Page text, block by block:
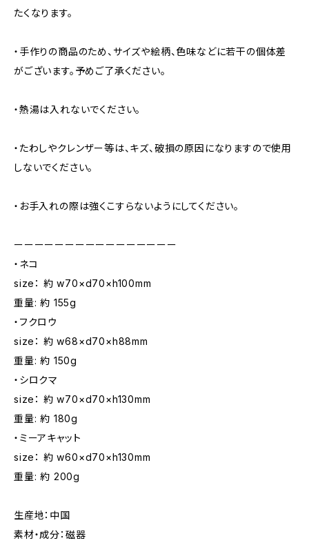
たくなります。
・手作りの商品のため、サイズや絵柄、色味などに若干の個体差
がございます。予めご了承ください。
・熱湯は入れないでください。
・たわしやクレンザー等は、キズ、破損の原因になりますので使用
しないでください。
・お手入れの際は強くこすらないようにしてください。
ーーーーーーーーーーーーーーーー
・ネコ
size： 約 w70×d70×h100mm
重量: 約 155g
・フクロウ
size： 約 w68×d70×h88mm
重量: 約 150g
・シロクマ
size： 約 w70×d70×h130mm
重量: 約 180g
・ミーアキャット
size： 約 w60×d70×h130mm
重量: 約 200g
生産地：中国
素材・成分：磁器